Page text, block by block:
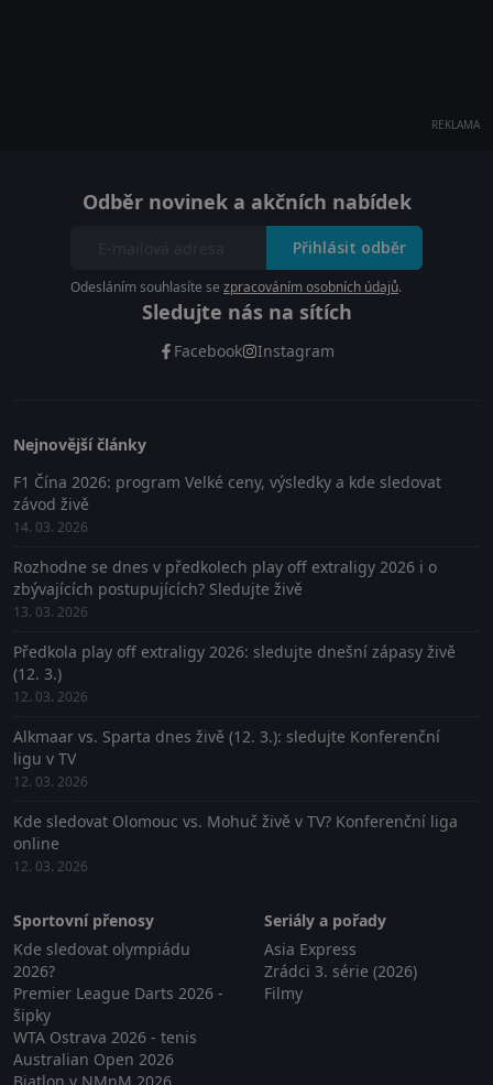
REKLAMA
Odběr novinek a akčních nabídek
Přihlásit odběr
Odesláním souhlasíte se zpracováním osobních údajů.
Sledujte nás na sítích
Facebook Instagram
Nejnovější články
F1 Čína 2026: program Velké ceny, výsledky a kde sledovat
závod živě
14. 03. 2026
Rozhodne se dnes v předkolech play off extraligy 2026 i o
zbývajících postupujících? Sledujte živě
13. 03. 2026
Předkola play off extraligy 2026: sledujte dnešní zápasy živě
(12. 3.)
12. 03. 2026
Alkmaar vs. Sparta dnes živě (12. 3.): sledujte Konferenční
ligu v TV
12. 03. 2026
Kde sledovat Olomouc vs. Mohuč živě v TV? Konferenční liga
online
12. 03. 2026
Sportovní přenosy
Kde sledovat olympiádu
2026?
Premier League Darts 2026 -
šipky
WTA Ostrava 2026 - tenis
Australian Open 2026
Seriály a pořady
Asia Express
Zrádci 3. série (2026)
Filmy